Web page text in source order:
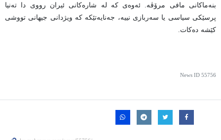
بنەماکانی مافی مرۆڤە. ئەوەی کە لە شارەکانی ئیران رووی دا تەنیا
پرسێکی سیاسی یا سەربازی نییە، جەنایەتێکە کە ویژدانی جیهانی تووشی
کێشە دەکات.
News ID 55756